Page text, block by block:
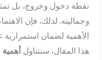
نقطة دخول وخروج، بل
وجماليته. لذلك، فإن
الأهمية لضمان
هذا المقال، سنتناول أهمية